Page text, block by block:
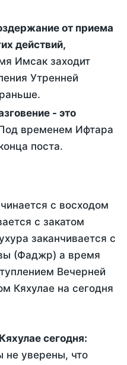
действий,
Имсак заходит
Утренней
временем Ифтара
поста.
с восходом
с закатом
заканчивается с
(Фаджр) а время
Вечерней
Кяхулае на сегодня
сегодня:
уверены, что